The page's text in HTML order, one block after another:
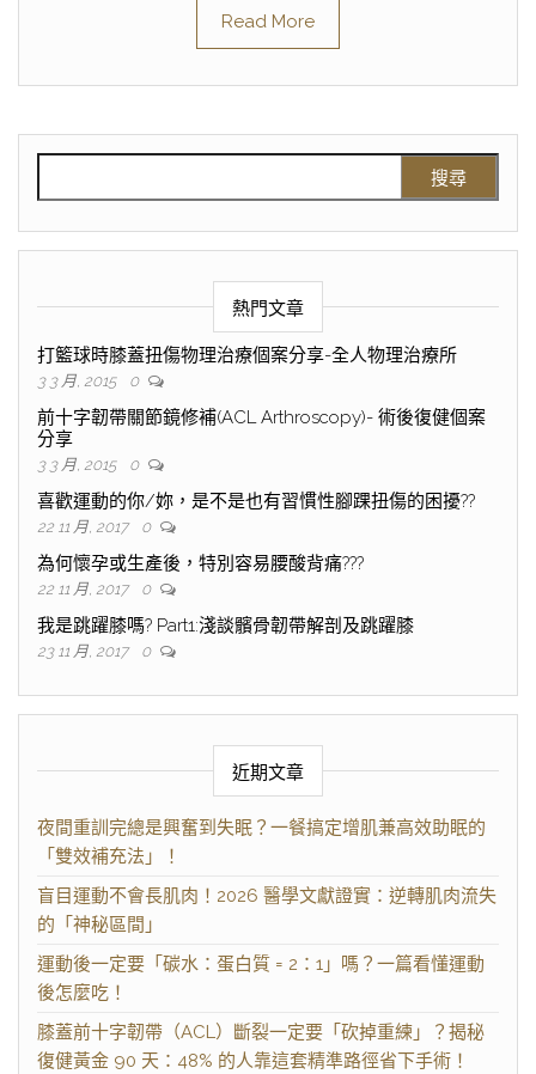
Read More
熱門文章
打籃球時膝蓋扭傷物理治療個案分享-全人物理治療所
3 3 月, 2015 0
前十字韌帶關節鏡修補(ACL Arthroscopy)- 術後復健個案
分享
3 3 月, 2015 0
喜歡運動的你/妳，是不是也有習慣性腳踝扭傷的困擾??
22 11 月, 2017 0
為何懷孕或生產後，特別容易腰酸背痛???
22 11 月, 2017 0
我是跳躍膝嗎? Part1:淺談髕骨韌帶解剖及跳躍膝
23 11 月, 2017 0
近期文章
夜間重訓完總是興奮到失眠？一餐搞定增肌兼高效助眠的
「雙效補充法」！
盲目運動不會長肌肉！2026 醫學文獻證實：逆轉肌肉流失
的「神秘區間」
運動後一定要「碳水：蛋白質 = 2：1」嗎？一篇看懂運動
後怎麼吃！
膝蓋前十字韌帶（ACL）斷裂一定要「砍掉重練」？揭秘
復健黃金 90 天：48% 的人靠這套精準路徑省下手術！